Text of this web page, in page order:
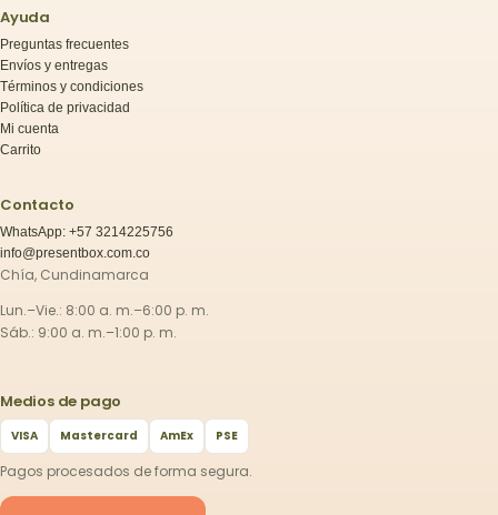
Ayuda
Preguntas frecuentes
Envíos y entregas
Términos y condiciones
Política de privacidad
Mi cuenta
Carrito
Contacto
WhatsApp: +57 3214225756
info@presentbox.com.co
Chía, Cundinamarca
Lun.–Vie.: 8:00 a. m.–6:00 p. m.
Sáb.: 9:00 a. m.–1:00 p. m.
Medios de pago
VISA Mastercard AmEx PSE
Pagos procesados de forma segura.